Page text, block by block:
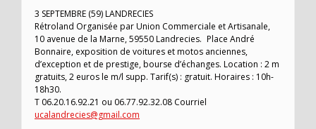
3 SEPTEMBRE (59) LANDRECIES
Rétroland Organisée par Union Commerciale et Artisanale,
10 avenue de la Marne, 59550 Landrecies. Place André
Bonnaire, exposition de voitures et motos anciennes,
d’exception et de prestige, bourse d’échanges. Location : 2 m
gratuits, 2 euros le m/l supp. Tarif(s) : gratuit. Horaires : 10h-
18h30.
T 06.20.16.92.21 ou 06.77.92.32.08 Courriel
ucalandrecies@gmail.com